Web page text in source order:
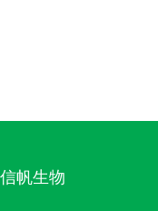
信帆生物